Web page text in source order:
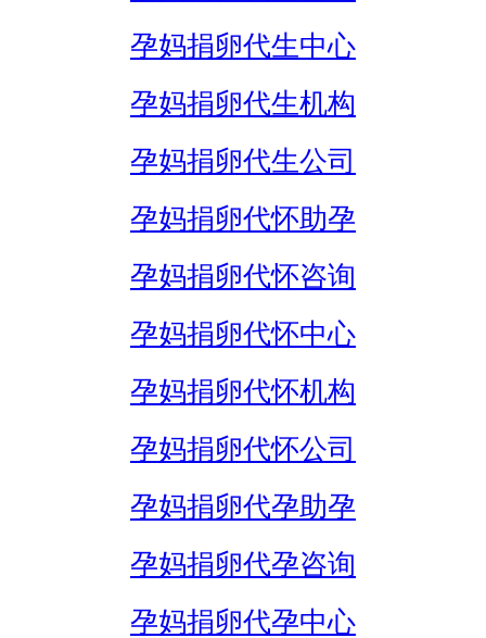
孕妈捐卵代生中心
孕妈捐卵代生机构
孕妈捐卵代生公司
孕妈捐卵代怀助孕
孕妈捐卵代怀咨询
孕妈捐卵代怀中心
孕妈捐卵代怀机构
孕妈捐卵代怀公司
孕妈捐卵代孕助孕
孕妈捐卵代孕咨询
孕妈捐卵代孕中心